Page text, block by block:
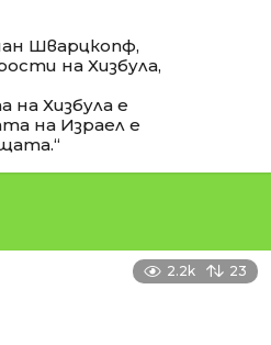
Шварцкопф,
на Хизбула,
на Хизбула е
на Израел е
2.2k 23